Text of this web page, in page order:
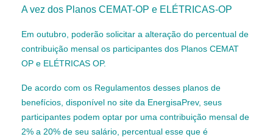
A vez dos Planos CEMAT-OP e ELÉTRICAS-OP
Em outubro, poderão solicitar a alteração do percentual de
contribuição mensal os participantes dos Planos CEMAT
OP e ELÉTRICAS OP.
De acordo com os Regulamentos desses planos de
benefícios, disponível no site da EnergisaPrev, seus
participantes podem optar por uma contribuição mensal de
2% a 20% de seu salário, percentual esse que é